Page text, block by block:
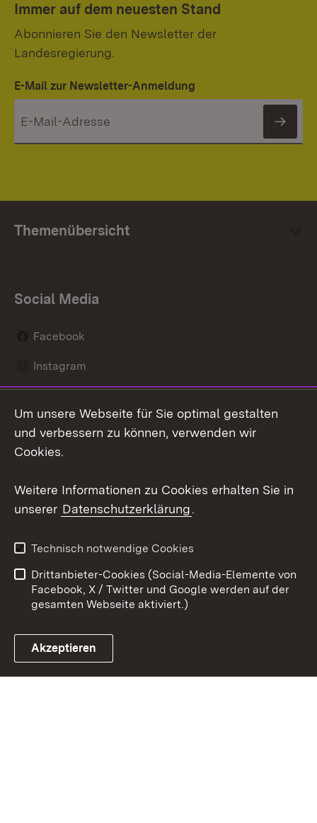
Immer auf dem neuesten Stand
Abonnieren Sie den Newsletter der
Landesregierung.
E-Mail zur Newsletter-Anmeldung
Themenübersicht
Social Media
Facebook
Instagram
Mastodon
Youtube
Link zum Landesportal
Kontakt
Datenschutz
Barrierefreiheit
Impressum Cookies
Um unsere Webseite für Sie optimal gestalten
und verbessern zu können, verwenden wir
Cookies.
Weitere Informationen zu Cookies erhalten Sie in
unserer Datenschutzerklärung.
Technisch notwendige Cookies
Drittanbieter-Cookies (Social-Media-Elemente von
Facebook, X / Twitter und Google werden auf der
gesamten Webseite aktiviert.)
Akzeptieren